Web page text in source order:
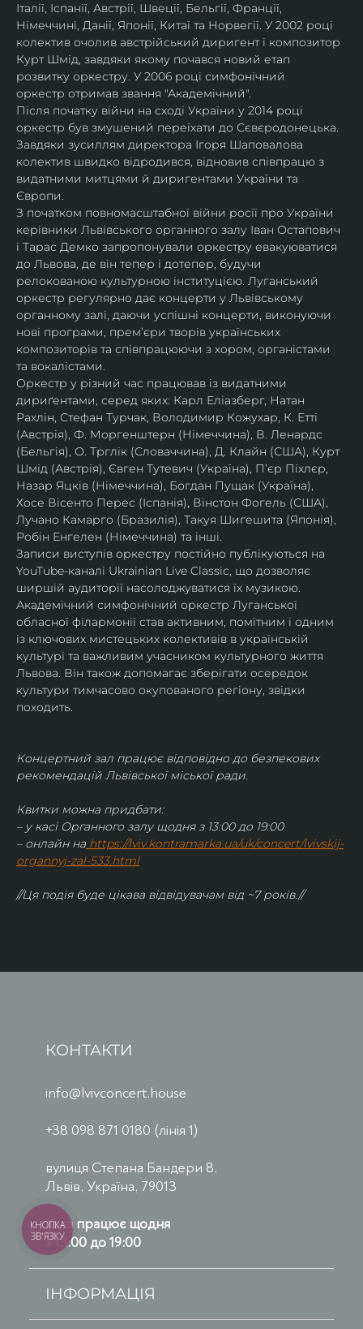
Італії, Іспанії, Австрії, Швеції, Бельгії, Франції,
Німеччині, Данії, Японії, Китаї та Норвегії. У 2002 році
колектив очолив австрійський диригент і композитор
Курт Шмід, завдяки якому почався новий етап
розвитку оркестру. У 2006 році симфонічний
оркестр отримав звання "Академічний".
Після початку війни на сході України у 2014 році
оркестр був змушений переїхати до Сєвєродонецька.
Завдяки зусиллям директора Ігоря Шаповалова
колектив швидко відродився, відновив співпрацю з
видатними митцями й диригентами України та
Європи.
З початком повномасштабної війни росії про України
керівники Львівського органного залу Іван Остапович
і Тарас Демко запропонували оркестру евакуюватися
до Львова, де він тепер і дотепер, будучи
релокованою культурною інституцією. Луганський
оркестр регулярно дає концерти у Львівському
органному залі, даючи успішні концерти, виконуючи
нові програми, прем’єри творів українських
композиторів та співпрацюючи з хором, органістами
та вокалістами.
Оркестр у різний час працював із видатними
дириґентами, серед яких: Карл Еліазберг, Натан
Рахлін, Стефан Турчак, Володимир Кожухар, К. Етті
(Австрія), Ф. Моргенштерн (Німеччина), В. Ленардс
(Бельгія), О. Трглік (Словаччина), Д. Клайн (США), Курт
Шмід (Австрія), Євген Тутевич (Україна), П’єр Піхлєр,
Назар Яцків (Німеччина), Богдан Пущак (Україна),
Хосе Вісенто Перес (Іспанія), Вінстон Фогель (США),
Лучано Камарго (Бразилія), Такуя Шигешита (Японія),
Робін Енгелен (Німеччина) та інші.
Записи виступів оркестру постійно публікуються на
YouTube-каналі Ukrainian Live Classic, що дозволяє
ширшій аудиторії насолоджуватися їх музикою​.
Академічний симфонічний оркестр Луганської
обласної філармонії став активним, помітним і одним
із ключових мистецьких колективів в українській
культурі та важливим учасником культурного життя
Львова. Він також допомагає зберігати осередок
культури тимчасово окупованого регіону, звідки
походить.
Концертний зал працює відповідно до безпекових
рекомендацій Львівської міської ради.
Квитки можна придбати:
– у касі Органного залу щодня з 13:00 до 19:00
– онлайн на https://lviv.kontramarka.ua/uk/concert/lvivskij-
organnyj-zal-533.html
//Ця подія буде цікава відвідувачам від ~7 років.//
КОНТАКТИ
info@lvivconcert.house
+38 098 871 0180 (лінія 1)
вулиця Степана Бандери 8,
Львів, Україна, 79013
Каса працює щодня
з 13:00 до 19:00
ІНФОРМАЦІЯ
КНОПКА
ЗВ'ЯЗКУ